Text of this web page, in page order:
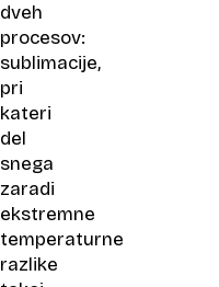
dveh
procesov:
sublimacije,
pri
kateri
del
snega
zaradi
ekstremne
temperaturne
razlike